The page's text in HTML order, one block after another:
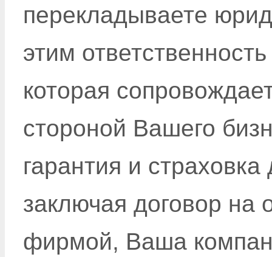
перекладываете
этим
которая
стороной Вашего
гарантия и
заключая договор на
фирмой, Ваша